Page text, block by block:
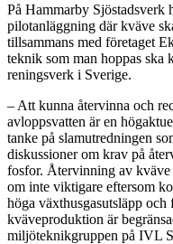
På Hammarby Sjöstadsverk
pilotanläggning där kväve
tillsammans med företaget
teknik som man hoppas ska
reningsverk i Sverige.
– Att kunna återvinna och
avloppsvatten är en
tanke på slamutredningen
diskussioner om krav på
fosfor. Återvinning av
om inte viktigare eftersom
höga växthusgasutsläpp
kväveproduktion är
miljöteknikgruppen på IVL